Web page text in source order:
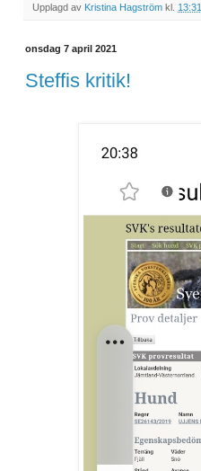
Upplagd av Kristina Hagström kl. 13:31
onsdag 7 april 2021
Steffis kritik!